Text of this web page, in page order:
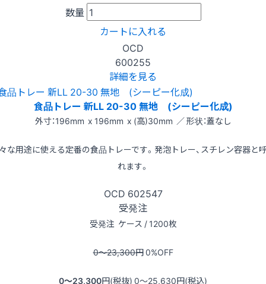
数量
カートに入れる
OCD
600255
詳細を見る
食品トレー 新LL 20-30 無地 (シーピー化成)
外寸：196mm x 196mm x (高)30mm ／ 形状：蓋なし
な用途に使える定番の食品トレーです。発泡トレー、スチレン容器と
れます。
OCD 602547
受発注
受発注 ケース / 1200枚
0〜23,300円0%OFF
0〜23,300円(税抜) 0〜25,630円(税込)